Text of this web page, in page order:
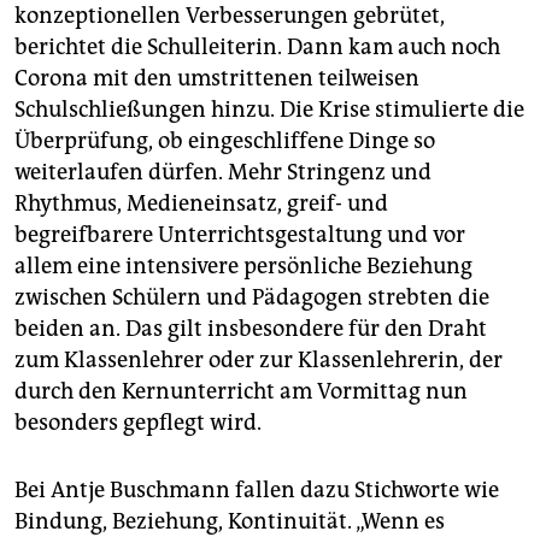
konzeptionellen Verbesserungen gebrütet,
berichtet die Schulleiterin. Dann kam auch noch
Corona mit den umstrittenen teilweisen
Schulschließungen hinzu. Die Krise stimulierte die
Überprüfung, ob eingeschliffene Dinge so
weiterlaufen dürfen. Mehr Stringenz und
Rhythmus, Medieneinsatz, greif- und
begreifbarere Unterrichtsgestaltung und vor
allem eine intensivere persönliche Beziehung
zwischen Schülern und Pädagogen strebten die
beiden an. Das gilt insbesondere für den Draht
zum Klassenlehrer oder zur Klassenlehrerin, der
durch den Kernunterricht am Vormittag nun
besonders gepflegt wird.
Bei Antje Buschmann fallen dazu Stichworte wie
Bindung, Beziehung, Kontinuität. „Wenn es